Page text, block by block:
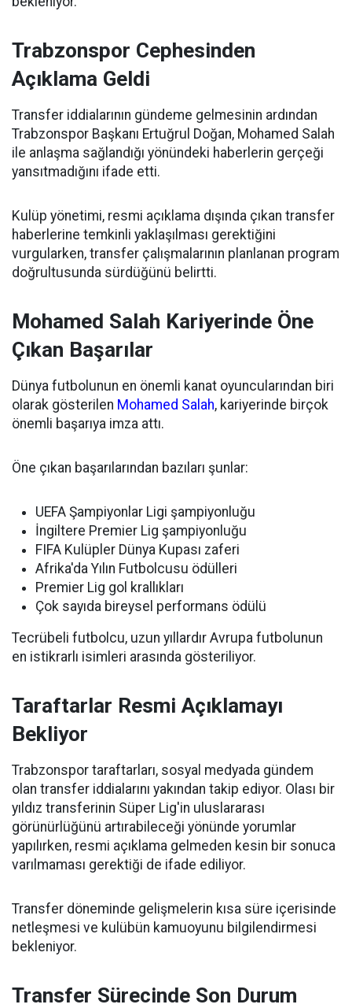
Trabzonspor Cephesinden
Açıklama Geldi
Transfer iddialarının gündeme gelmesinin ardından
Trabzonspor Başkanı Ertuğrul Doğan, Mohamed Salah
ile anlaşma sağlandığı yönündeki haberlerin gerçeği
yansıtmadığını ifade etti.
Kulüp yönetimi, resmi açıklama dışında çıkan transfer
haberlerine temkinli yaklaşılması gerektiğini
vurgularken, transfer çalışmalarının planlanan program
doğrultusunda sürdüğünü belirtti.
Mohamed Salah Kariyerinde Öne
Çıkan Başarılar
Dünya futbolunun en önemli kanat oyuncularından biri
olarak gösterilen Mohamed Salah, kariyerinde birçok
önemli başarıya imza attı.
Öne çıkan başarılarından bazıları şunlar:
UEFA Şampiyonlar Ligi şampiyonluğu
İngiltere Premier Lig şampiyonluğu
FIFA Kulüpler Dünya Kupası zaferi
Afrika'da Yılın Futbolcusu ödülleri
Premier Lig gol krallıkları
Çok sayıda bireysel performans ödülü
Tecrübeli futbolcu, uzun yıllardır Avrupa futbolunun
en istikrarlı isimleri arasında gösteriliyor.
Taraftarlar Resmi Açıklamayı
Bekliyor
Trabzonspor taraftarları, sosyal medyada gündem
olan transfer iddialarını yakından takip ediyor. Olası bir
yıldız transferinin Süper Lig'in uluslararası
görünürlüğünü artırabileceği yönünde yorumlar
yapılırken, resmi açıklama gelmeden kesin bir sonuca
varılmaması gerektiği de ifade ediliyor.
Transfer döneminde gelişmelerin kısa süre içerisinde
netleşmesi ve kulübün kamuoyunu bilgilendirmesi
bekleniyor.
Transfer Sürecinde Son Durum